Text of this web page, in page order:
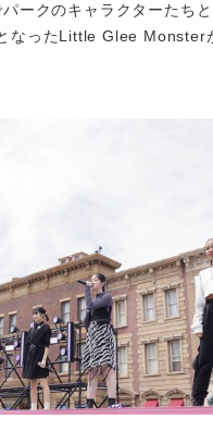
ークのキャラクターたち
なったLittle Glee Monster